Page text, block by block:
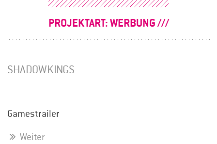
PROJEKTART:WERBUNG
SHADOWKINGS
Gamestrailer
Weiter